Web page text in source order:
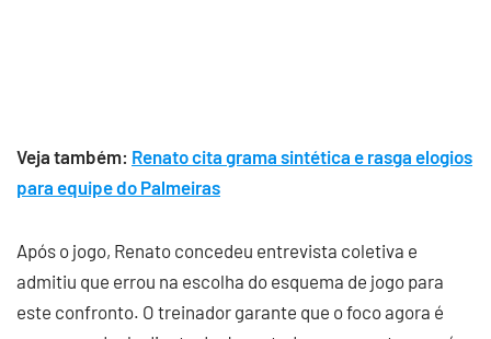
Veja também: Renato cita grama sintética e rasga elogios
para equipe do Palmeiras
Após o jogo, Renato concedeu entrevista coletiva e
admitiu que errou na escolha do esquema de jogo para
este confronto. O treinador garante que o foco agora é